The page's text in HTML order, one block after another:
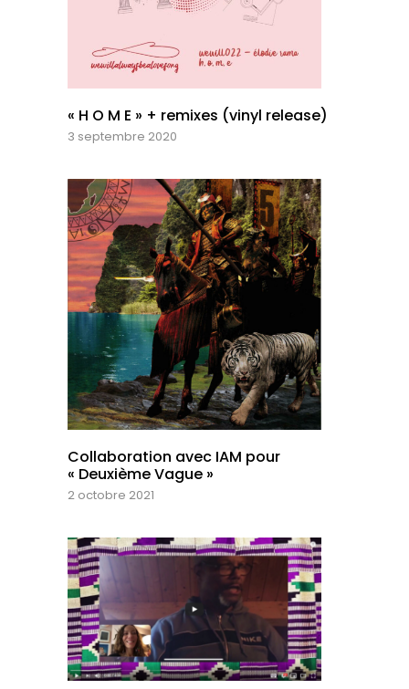
« H O M E » + remixes (vinyl release)
3 septembre 2020
Collaboration avec IAM pour
« Deuxième Vague »
2 octobre 2021